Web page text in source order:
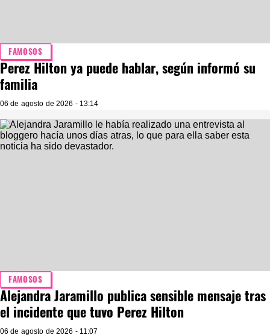
FAMOSOS
Perez Hilton ya puede hablar, según informó su
familia
06 de agosto de 2026 - 13:14
FAMOSOS
Alejandra Jaramillo publica sensible mensaje tras
el incidente que tuvo Perez Hilton
06 de agosto de 2026 - 11:07